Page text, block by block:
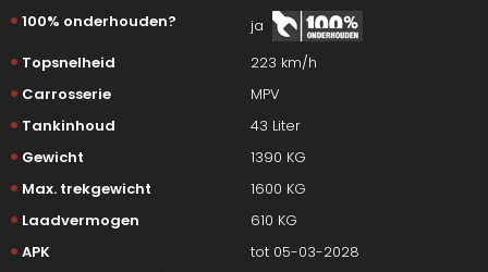
100% onderhouden?
ja
Topsnelheid
223 km/h
Carrosserie
MPV
Tankinhoud
43 Liter
Gewicht
1390 KG
Max. trekgewicht
1600 KG
Laadvermogen
610 KG
APK
tot 05-03-2028